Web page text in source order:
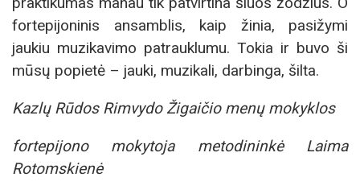
fortepijoninis ansamblis, kaip žinia, pasižymi
jaukiu muzikavimo patrauklumu. Tokia ir buvo ši
mūsų popietė – jauki, muzikali, darbinga, šilta.
Kazlų Rūdos Rimvydo Žigaičio menų mokyklos
fortepijono mokytoja metodininkė Laima
Rotomskienė